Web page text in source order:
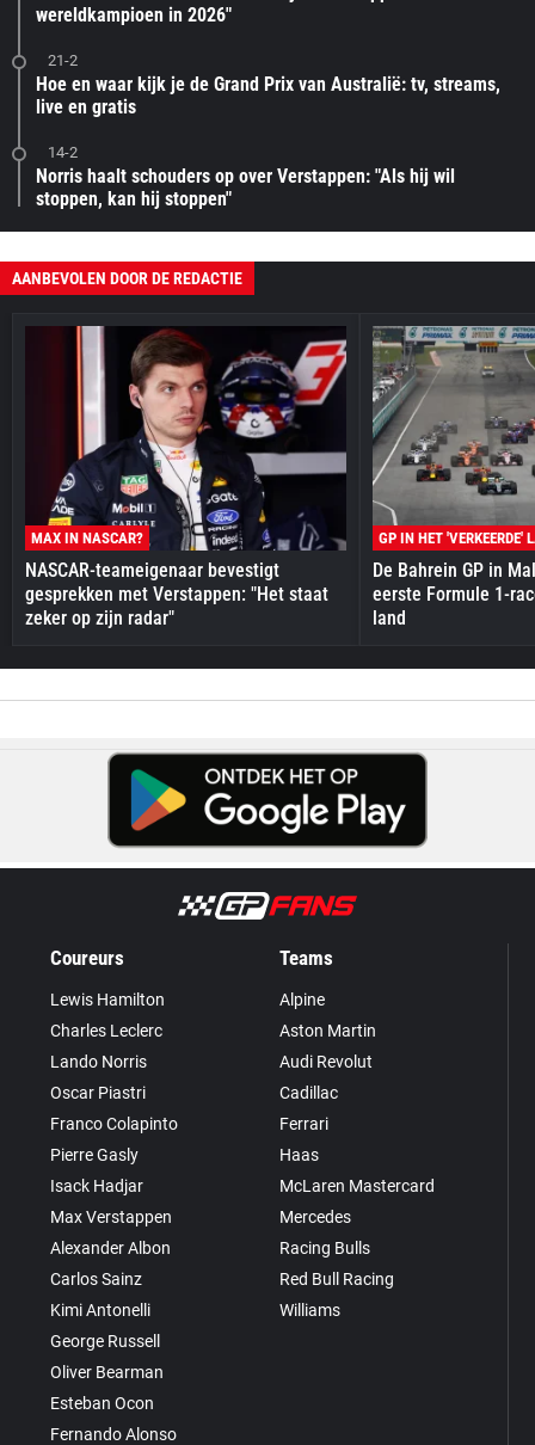
wereldkampioen in 2026"
21-2
Hoe en waar kijk je de Grand Prix van Australië: tv, streams,
live en gratis
14-2
Norris haalt schouders op over Verstappen: "Als hij wil
stoppen, kan hij stoppen"
AANBEVOLEN DOOR DE REDACTIE
MAX IN NASCAR?
NASCAR-teameigenaar bevestigt
gesprekken met Verstappen: "Het staat
zeker op zijn radar"
GP IN HET 'VERKEERDE'
De Bahrein GP in
eerste Formule 1-
land
Coureurs
Lewis Hamilton
Charles Leclerc
Lando Norris
Oscar Piastri
Franco Colapinto
Pierre Gasly
Isack Hadjar
Max Verstappen
Alexander Albon
Carlos Sainz
Kimi Antonelli
George Russell
Oliver Bearman
Esteban Ocon
Fernando Alonso
Teams
Alpine
Aston Martin
Audi Revolut
Cadillac
Ferrari
Haas
McLaren Mastercard
Mercedes
Racing Bulls
Red Bull Racing
Williams